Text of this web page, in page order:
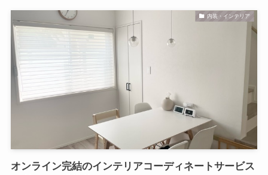
内装・インテリア
オンライン完結のインテリアコーディネートサービス